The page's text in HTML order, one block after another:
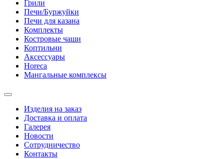
Грили
Печи/Буржуйки
Печи для казана
Комплекты
Костровые чаши
Коптильни
Аксессуары
Horeca
Мангальные комплексы
Изделия на заказ
Доставка и оплата
Галерея
Новости
Сотрудничество
Контакты